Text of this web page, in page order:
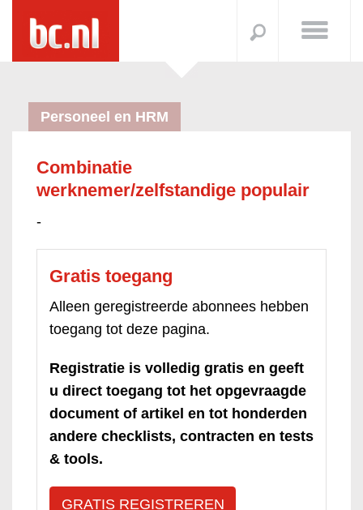
Personeel en HRM
Combinatie
werknemer/zelfstandige populair
-
Gratis toegang
Alleen geregistreerde abonnees hebben
toegang tot deze pagina.
Registratie is volledig gratis en geeft
u direct toegang tot het opgevraagde
document of artikel en tot honderden
andere checklists, contracten en tests
& tools.
GRATIS REGISTREREN